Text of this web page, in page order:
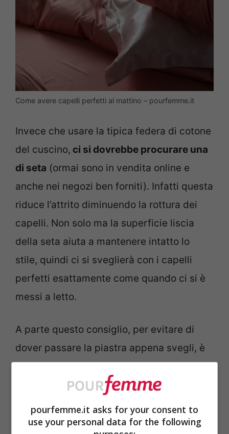
Come avere capelli perfetti al mattino – pourfemme.it
Invece che usare la tipica federa di cotone
del cuscino, ci si dovrebbe procurare una
di seta (ormai sono in vendita online e
anche nei negozi ben forniti). Infatti questa
riduce l’attrito diminuendo la rottura dei
capelli. Non solo ma la superficie liscia
della seta aiuta a mantenere intatto lo
stile, quindi ci si sveglierà con i capelli
perfetti esattamente come quando ci si è
messi a letto.
A parte questo consiglio, per evitare di
dover passare la piastra appena svegli, è
opportuno non andare mai a dormire con i
capelli bagnati. Usare invece un siero o un
olio naturale per togliere nodi ed
elettrostaticità, per svegliarsi con i capelli
pourfemme.it asks for your consent to
use your personal data for the following